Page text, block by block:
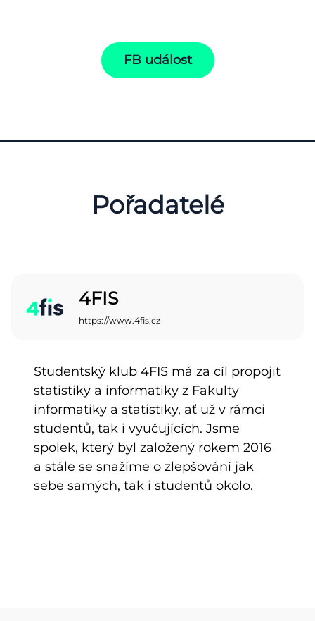
FB událost
Pořadatelé
4FIS
https://www.4fis.cz
Studentský klub 4FIS má za cíl propojit
statistiky a informatiky z Fakulty
informatiky a statistiky, ať už v rámci
studentů, tak i vyučujících. Jsme
spolek, který byl založený rokem 2016
a stále se snažíme o zlepšování jak
sebe samých, tak i studentů okolo.